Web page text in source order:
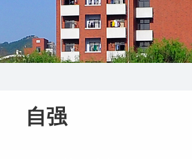
自强